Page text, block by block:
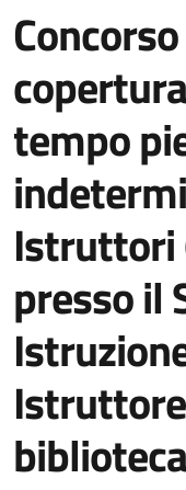
tempo
Istruttori
presso il
biblioteca